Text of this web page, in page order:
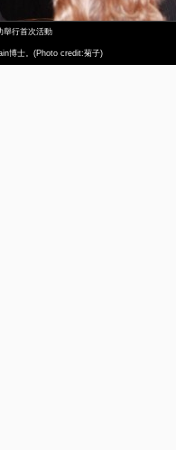
舉行首次活動
博士。(Photo credit:菊子)